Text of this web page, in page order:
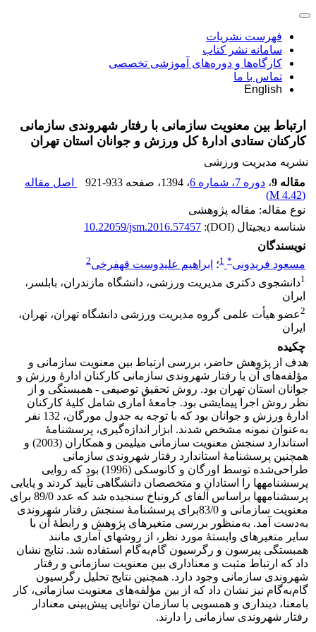
فهرست نشریات
سامانه نشر کتاب
کارگاه‌ها و دوره‌های آموزشی تخصصی
تماس با ما
English
ارتباط بین معنویت سازمانی با رفتار شهروندی سازمانی
کارکنان ستادی ادارۀ کل ورزش و جوانان استان تهران
نشریه مدیریت ورزشی
مقاله 9
، دوره 7، شماره 6 ، 1394 ، صفحه 921-933
اصل مقاله
(
4.42 M
)
نوع مقاله: مقاله پژوهشی
شناسه دیجیتال (DOI):
10.22059/jsm.2016.57457
نویسندگان
مسعود فریدونی*
1؛ ابراهیم علیدوست قهفرخی2
1دانشجوی دکتری مدیریت ورزشی، دانشگاه مازندران، بابلسر،
ایران
2عضو هیأت علمی گروه مدیریت ورزشی دانشگاه تهران، تهران،
ایران
چکیده
هدف از پژوهش حاضر، بررسی ارتباط بین معنویت سازمانی و
مؤلفه‌های آن با رفتار شهروندی سازمانی کارکنان ادارۀ ورزش و
جوانان استان تهران بود. روش تحقیق توصیفی - همبستگی و از
نظر روش اجرا پیمایشی بود. جامعۀ آماری شامل کلیۀ کارکنان
ادارۀ ورزش و جوانان بود که با توجه به جدول مورگان، 132 نفر
به‌عنوان نمونه مشخص شدند. ابزار اندازه‌گیری، پرسشنامۀ
استاندارد سنجش معنویت سازمانی میلیمن و همکاران (2003) و
همچنین پرسشنامۀ استاندارد رفتار شهروندی سازمانی
طراحی‌شده توسط اورگان و کانوسکی (1996) بود که روایی
پرسشنامه­ها را استادان و متخصصان دانشگاهی تأیید کردند و پایایی
پرسشنامه­ها براساس آلفای کرونباخ سنجیده شد که عدد 89/0 برای
معنویت سازمانی و 83/0برای پرسشنامۀ سنجش رفتار شهروندی
به‌دست آمد. به‌منظور بررسی متغیرهای پژوهش و رابطۀ آن با
سایر متغیر­های وابستۀ مورد نظر، از روش­های آماری مانند
همبستگی پیرسون و رگرسیون گام‌به‌گام استفاده شد. نتایج نشان
داد که ارتباط مثبت و معناداری بین معنویت سازمانی و رفتار
شهروندی سازمانی وجود دارد. همچنین نتایج تحلیل رگرسیون
گام‌به‌گام نیز نشان داد که از بین مؤلفه‌های معنویت سازمانی، کار
بامعنا، دینداری و همسویی با سازمان توانایی پیش‌بینی معنادار
رفتار شهروندی سازمانی را دارند.